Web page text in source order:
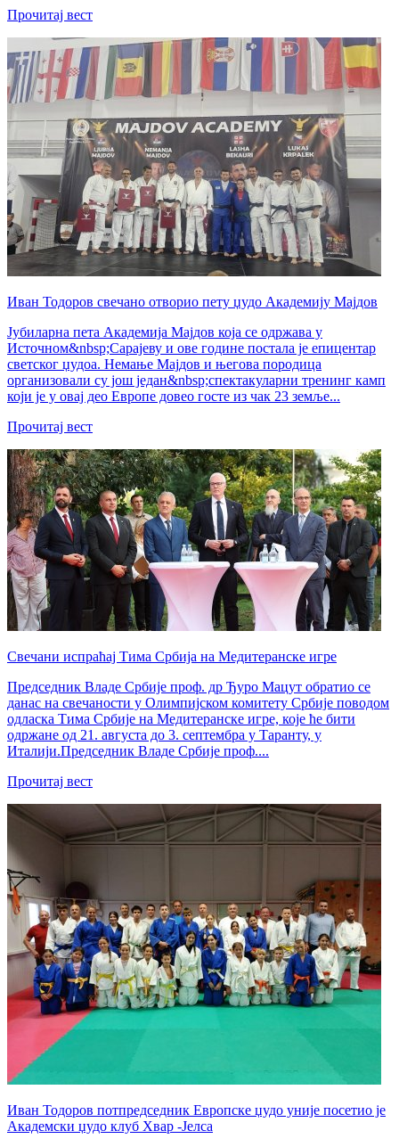
Прочитај вест
Иван Тодоров свечано отворио пету џудо Академију Мајдов
Јубиларна пета Академија Мајдов која се одржава у
Источном&nbsp;Сарајеву и ове године постала је епицентар
светског џудоа. Немање Мајдов и његова породица
организовали су још један&nbsp;спектакуларни тренинг камп
који је у овај део Европе довео госте из чак 23 земље...
Прочитај вест
Свечани испраћај Тима Србија на Медитеранске игре
Председник Владе Србије проф. др Ђуро Мацут обратио се
данас на свечаности у Олимпијском комитету Србије поводом
одласка Тима Србије на Медитеранске игре, које ће бити
одржане од 21. августа до 3. септембра у Таранту, у
Италији.Председник Владе Србије проф....
Прочитај вест
Иван Тодоров потпредседник Европске џудо уније посетио је
Академски џудо клуб Хвар -Јелса